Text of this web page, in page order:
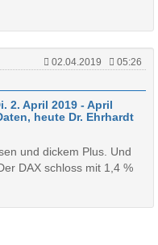
02.04.2019
05:26
2. April 2019 - April
heute Dr. Ehrhardt
und dickem Plus. Und
DAX schloss mit 1,4 %